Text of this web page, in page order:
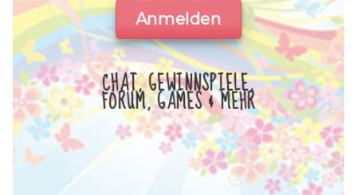
Anmelden
CHAT, GEWINNSPIELE,
FORUM, GAMES & MEHR